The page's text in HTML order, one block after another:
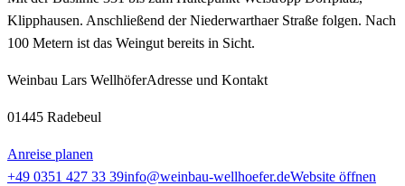
Klipphausen. Anschließend der Niederwarthaer Straße folgen. Nach
100 Metern ist das Weingut bereits in Sicht.
Weinbau Lars WellhöferAdresse und Kontakt
01445 Radebeul
Anreise planen
+49 0351 427 33 39info@weinbau-wellhoefer.deWebsite öffnen